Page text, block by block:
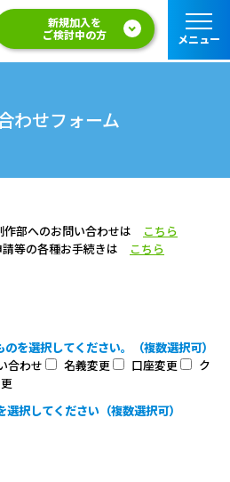
新規加入を
ご検討中の方
メニュー
わせフォーム
部へのお問い合わせは
こちら
等の各種お手続きは
こちら
を選択してください。（複数選択可）
合わせ 名義変更 口座変更
ク
択してください（複数選択可）